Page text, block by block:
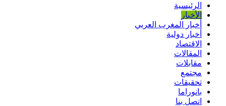
الرئيسية
الأخبار
أخبار المغرب العربي
أخبار دولية
الاقتصاد
المقالات
مقابلات
مجتمع
تحقيقات
بانوراما
اتصل بنا